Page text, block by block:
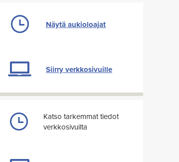
Näytä aukioloajat
Siirry verkkosivuille
Katso tarkemmat tiedot
verkkosivuilta